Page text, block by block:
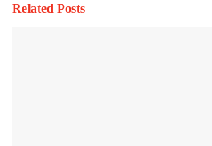
Related Posts